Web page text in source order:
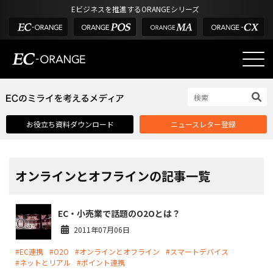
Eビジネスを推進するORANGEシリーズ
選ばれる理由
課題解決例
外部サービス連携
インフラ環境・サポート
費用
お役立ち資料ダウンロード ニュースレター登録
オンラインとオフラインの記事一覧
EC・小売業で話題のO2Oとは？
2011年07月06日
#EC連携 #O2O #オンラインとオフライン
#スマートデバイス
#ネットとリアル
#ポイント連携